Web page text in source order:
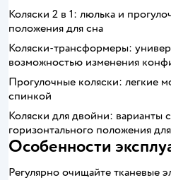
Коляски 2 в 1: люлька и
положения для сна
Коляски-трансформеры:
возможностью изменения
Прогулочные коляски: легкие
спинкой
Коляски для двойни: варианты
горизонтального положения
Особенности
Регулярно очищайте тканевые